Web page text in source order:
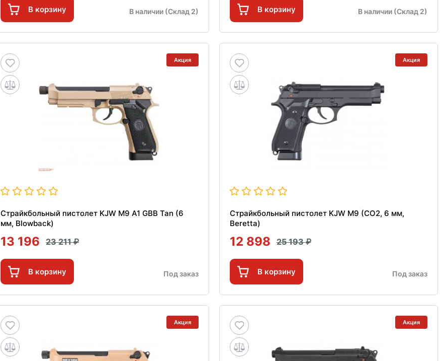
В корзину В наличии (Склад 2) В корзину В наличии (Склад 2)
Акция
Страйкбольный пистолет KJW M9 A1 GBB Tan (6
мм, Blowback)
13 196 23 211
В корзину Под заказ
Акция
Страйкбольный пистолет KJW M9 (CO2, 6 мм,
Beretta)
12 898 25 193
В корзину Под заказ
Акция Акция